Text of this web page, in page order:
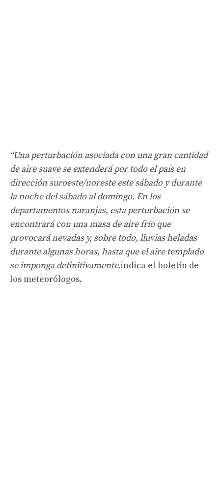
“Una perturbación asociada con una gran cantidad
de aire suave se extenderá por todo el país en
dirección suroeste/noreste este sábado y durante
la noche del sábado al domingo. En los
departamentos naranjas, esta perturbación se
encontrará con una masa de aire frío que
provocará nevadas y, sobre todo, lluvias heladas
durante algunas horas, hasta que el aire templado
se imponga definitivamente.indica el boletín de
los meteorólogos.